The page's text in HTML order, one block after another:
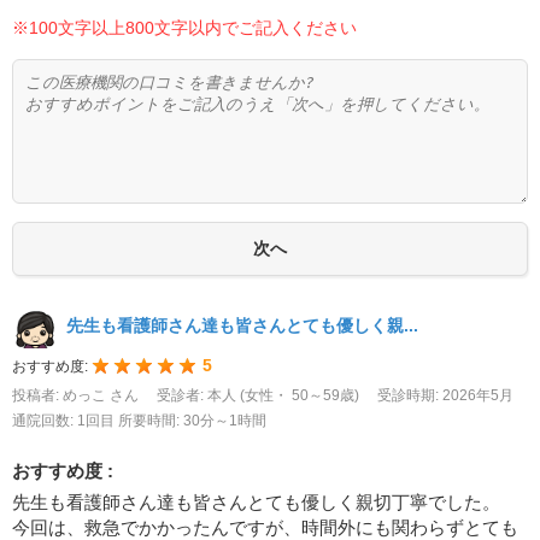
※100文字以上800文字以内でご記入ください
先生も看護師さん達も皆さんとても優しく親...
おすすめ度: 5
投稿者: めっこ さん 受診者: 本人 (女性・ 50～59歳)
受診時期: 2026年5月
通院回数: 1回目 所要時間: 30分～1時間
おすすめ度 :
先生も看護師さん達も皆さんとても優しく親切丁寧でした。
今回は、救急でかかったんですが、時間外にも関わらずとても